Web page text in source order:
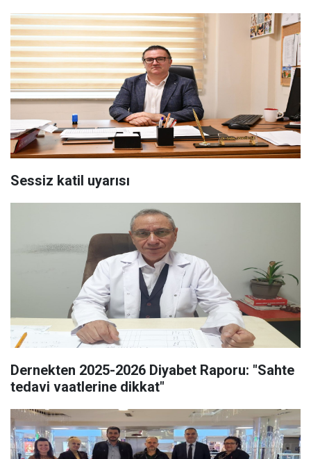
Sessiz katil uyarısı
Dernekten 2025-2026 Diyabet Raporu: "Sahte
tedavi vaatlerine dikkat"